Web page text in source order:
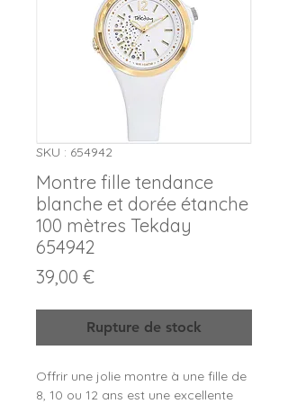
SKU : 654942
Montre fille tendance
blanche et dorée étanche
100 mètres Tekday
654942
39,00 €Prix
Rupture de stock
Offrir une jolie montre à une fille de
8, 10 ou 12 ans est une excellente